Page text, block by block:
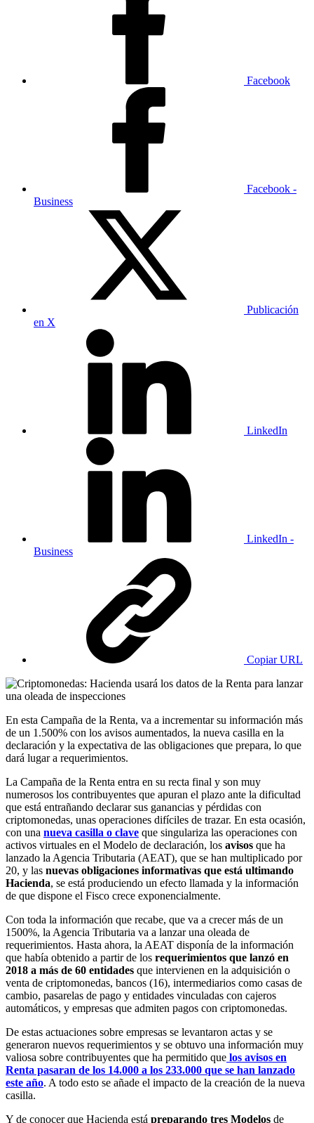
Facebook
Facebook -
Business
Publicación
en X
LinkedIn
LinkedIn -
Business
Copiar URL
En esta Campaña de la Renta, va a incrementar su información más
de un 1.500% con los avisos aumentados, la nueva casilla en la
declaración y la expectativa de las obligaciones que prepara, lo que
dará lugar a requerimientos.
La Campaña de la Renta entra en su recta final y son muy
numerosos los contribuyentes que apuran el plazo ante la dificultad
que está entrañando declarar sus ganancias y pérdidas con
criptomonedas, unas operaciones difíciles de trazar. En esta ocasión,
con una nueva casilla o clave que singulariza las operaciones con
activos virtuales en el Modelo de declaración, los avisos que ha
lanzado la Agencia Tributaria (AEAT), que se han multiplicado por
20, y las nuevas obligaciones informativas que está ultimando
Hacienda, se está produciendo un efecto llamada y la información
de que dispone el Fisco crece exponencialmente.
Con toda la información que recabe, que va a crecer más de un
1500%, la Agencia Tributaria va a lanzar una oleada de
requerimientos. Hasta ahora, la AEAT disponía de la información
que había obtenido a partir de los requerimientos que lanzó en
2018 a más de 60 entidades que intervienen en la adquisición o
venta de criptomonedas, bancos (16), intermediarios como casas de
cambio, pasarelas de pago y entidades vinculadas con cajeros
automáticos, y empresas que admiten pagos con criptomonedas.
De estas actuaciones sobre empresas se levantaron actas y se
generaron nuevos requerimientos y se obtuvo una información muy
valiosa sobre contribuyentes que ha permitido que los avisos en
Renta pasaran de los 14.000 a los 233.000 que se han lanzado
este año. A todo esto se añade el impacto de la creación de la nueva
casilla.
Y de conocer que Hacienda está preparando tres Modelos de